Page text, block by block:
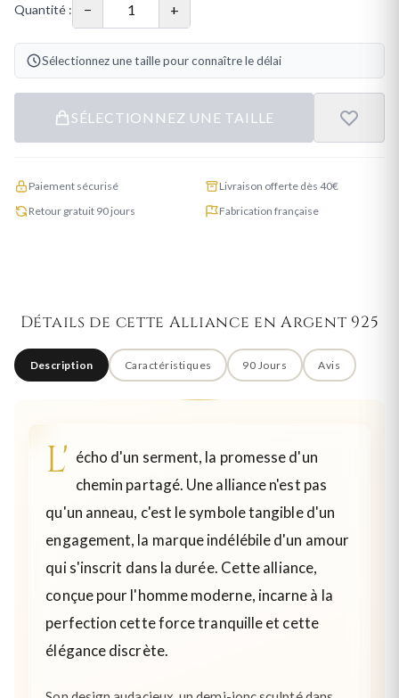
Quantité : − +
Sélectionnez une taille pour connaître le délai
SÉLECTIONNEZ UNE TAILLE
Paiement sécurisé
Livraison offerte dès 40€
Retour gratuit 90 jours
Fabrication française
Détails de cette Alliance en Argent 925
Description Caractéristiques 90 Jours Avis
L' écho d'un serment, la promesse d'un
chemin partagé. Une alliance n'est pas
qu'un anneau, c'est le symbole tangible d'un
engagement, la marque indélébile d'un amour
qui s'inscrit dans la durée. Cette alliance,
conçue pour l'homme moderne, incarne à la
perfection cette force tranquille et cette
élégance discrète.